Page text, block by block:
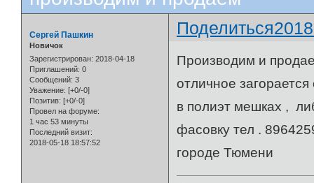
Поделиться
Сергей Пашкин
Новичок
Зарегистрирован: 2018-04-18
Приглашений: 0
Сообщений: 3
Уважение: [+0/-0]
Позитив: [+0/-0]
Провел на форуме:
1 час 53 минуты
Последний визит:
2018-05-18 18:57:52
Производим и
отличное
в полиэт мешках ,
фасовку тел .
городе Тюмени